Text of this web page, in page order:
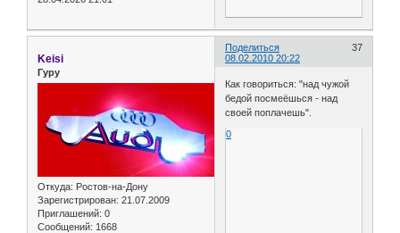
Поделиться
37
08.02.2010 20:22
Keisi
Гуру
Откуда: Ростов-на-Дону
Зарегистрирован: 21.07.2009
Приглашений: 0
Сообщений: 1668
Как говориться: "над чужой
бедой посмеёшься - над
своей поплачешь".
0